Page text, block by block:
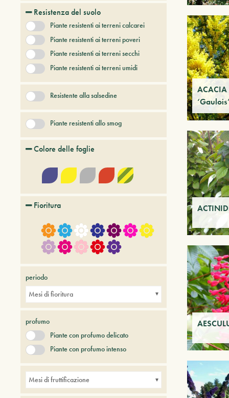
‘Gaulois’
Alberi e piante del futuro
Conifere
+ Show More
Resistenza del suolo
Piante resistenti ai terreni calcarei
Piante resistenti ai terreni poveri
Piante resistenti ai terreni secchi
Piante resistenti ai terreni umidi
Resistente alla salsedine
Piante resistenti allo smog
Colore delle foglie
Fioritura
periodo
Mesi di fioritura
profumo
Piante con profumo delicato
Piante con profumo intenso
Mesi di fruttificazione